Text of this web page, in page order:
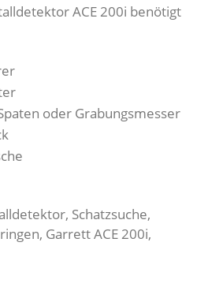
ACE 200i benötigt
oder Grabungsmesser
Schatzsuche,
Garrett ACE 200i,